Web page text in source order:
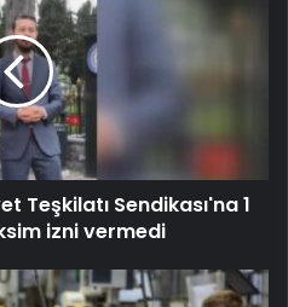
Teşkilatı Sendikası'na 1
izni vermedi